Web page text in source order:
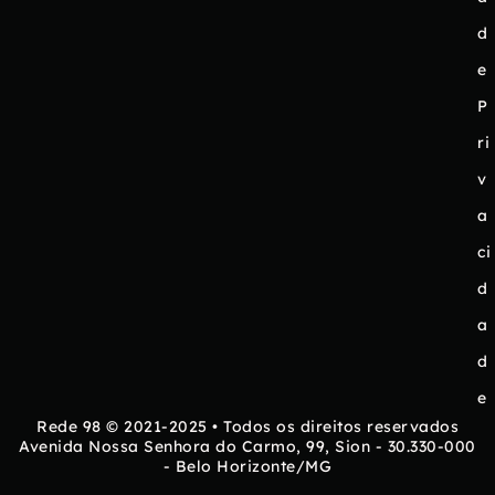
d
e
P
ri
v
a
ci
d
a
d
e
Rede 98 © 2021-2025 • Todos os direitos reservados
Avenida Nossa Senhora do Carmo, 99, Sion - 30.330-000
- Belo Horizonte/MG